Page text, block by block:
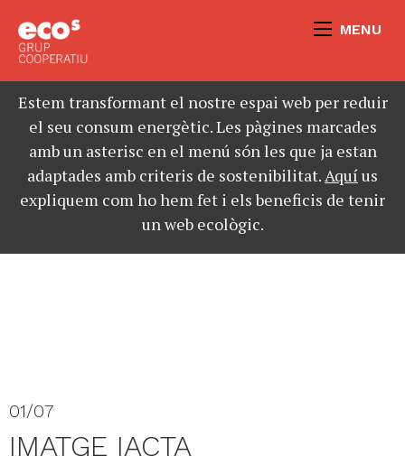
MENU
Estem transformant el nostre espai web per reduir
el seu consum energètic. Les pàgines marcades
amb un asterisc en el menú són les que ja estan
adaptades amb criteris de sostenibilitat.Aquíus
expliquem com ho hem fet i els beneficis de tenir
un web ecològic.
01/07
IMATGE IACTA